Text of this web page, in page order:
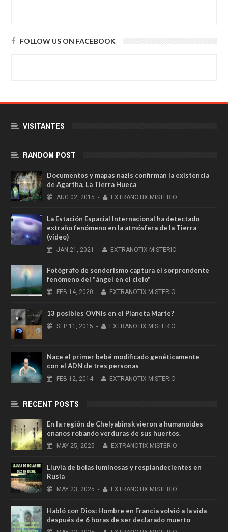
FOLLOW US ON FACEBOOK
VISITANTES
RANDOM POST
Documentos y mapas nazis confirman la existencia
de Agartha, La Tierra Hueca
AUG 02, 2015 - EXTRANOTIX MISTERIO
La Estación Espacial Internacional ha detectado
extraño fenómeno en la atmósfera de la Tierra
(vídeo)
JAN 21, 2021 - EXTRANOTIX MISTERIO
Fotógrafo de senderismo captura el sorprendente
fenómeno del "ángel en el cielo"
FEB 14, 2020 - EXTRANOTIX MISTERIO
13 posibles OVNIs en el Planeta Marte?
SEP 11, 2015 - EXTRANOTIX MISTERIO
Nace el primer bebé modificado genéticamente
con el ADN de tres personas
FEB 12, 2014 - EXTRANOTIX MISTERIO
RECENT POSTS
En la región de Chelyabinsk vieron a humanoides
enanos robando verduras de sus huertos.
MAY 25, 2025 - EXTRANOTIX MISTERIO
Lluvia de bolas luminosas y resplandecientes en
Rusia
MAY 23, 2025 - EXTRANOTIX MISTERIO
Habló con Dios: Hombre en Francia volvió a la vida
después de 6 horas de ser declarado muerto